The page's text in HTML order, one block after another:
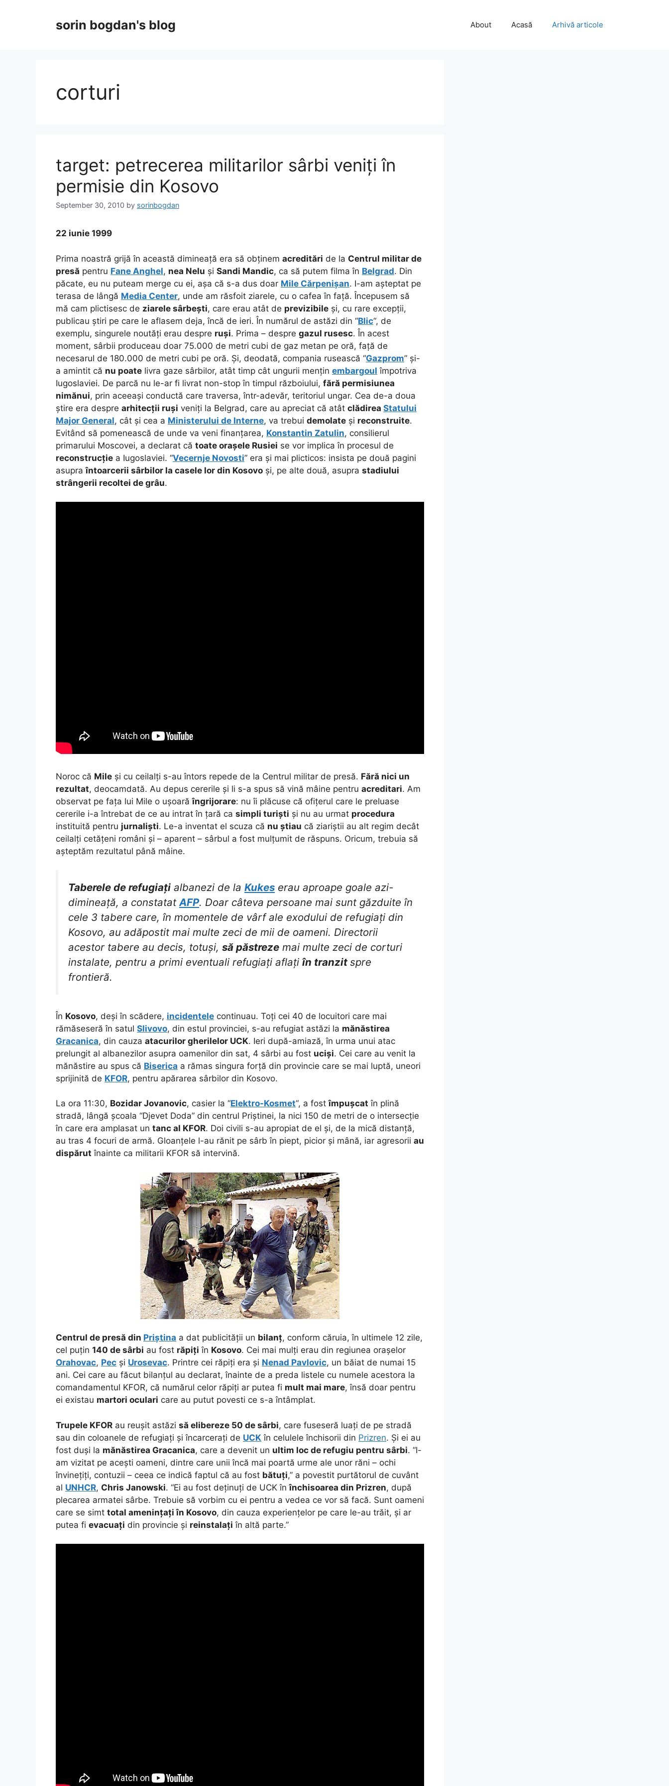
sorin bogdan's blog About Acasă Arhivă articole
corturi
target: petrecerea militarilor sârbi veniți în
permisie din Kosovo
September 30, 2010 by sorinbogdan
22 iunie 1999
Prima noastră grijă în această dimineață era să obținem acreditări de la Centrul militar de
presă pentru Fane Anghel, nea Nelu și Sandi Mandic, ca să putem filma în Belgrad. Din
păcate, eu nu puteam merge cu ei, așa că s-a dus doar Mile Cărpenișan. I-am așteptat pe
terasa de lângă Media Center, unde am răsfoit ziarele, cu o cafea în față. Începusem să
mă cam plictisesc de ziarele sârbești, care erau atât de previzibile și, cu rare excepții,
publicau știri pe care le aflasem deja, încă de ieri. În numărul de astăzi din “Blic“, de
exemplu, singurele noutăți erau despre ruși. Prima – despre gazul rusesc. În acest
moment, sârbii produceau doar 75.000 de metri cubi de gaz metan pe oră, față de
necesarul de 180.000 de metri cubi pe oră. Și, deodată, compania rusească “Gazprom” și-
a amintit că nu poate livra gaze sârbilor, atât timp cât ungurii mențin embargoul împotriva
Iugoslaviei. De parcă nu le-ar fi livrat non-stop în timpul războiului, fără permisiunea
nimănui, prin aceeași conductă care traversa, într-adevăr, teritoriul ungar. Cea de-a doua
știre era despre arhitecții ruși veniți la Belgrad, care au apreciat că atât clădirea Statului
Major General, cât și cea a Ministerului de Interne, va trebui demolate și reconstruite.
Evitând să pomenească de unde va veni finanțarea, Konstantin Zatulin, consilierul
primarului Moscovei, a declarat că toate orașele Rusiei se vor implica în procesul de
reconstrucție a Iugoslaviei. “Vecernje Novosti” era și mai plicticos: insista pe două pagini
asupraîntoarcerii sârbilor la casele lor din Kosovo și, pe alte două, asupra stadiului
strângerii recoltei de grâu.
Noroc că Mile și cu ceilalți s-au întors repede de la Centrul militar de presă. Fără nici un
rezultat, deocamdată. Au depus cererile și li s-a spus să vină mâine pentru acreditari. Am
observat pe fața lui Mile o ușoarăîngrijorare: nu îi plăcuse că ofițerul care le preluase
cererile i-a întrebat de ce au intrat în țară ca simpli turiști și nu au urmat procedura
instituită pentru jurnaliști. Le-a inventat el scuza că nu știau că ziariștii au alt regim decât
ceilalți cetățeni români și – aparent – sârbul a fost mulțumit de răspuns. Oricum, trebuia să
așteptăm rezultatul până mâine.
Taberele de refugiați albanezi de la Kukes erau aproape goale azi-
dimineață, a constatatAFP. Doar câteva persoane mai sunt găzduite în
cele 3 tabere care, în momentele de vârf ale exodului de refugiați din
Kosovo, au adăpostit mai multe zeci de mii de oameni. Directorii
acestor tabere au decis, totuși, să păstreze mai multe zeci de corturi
instalate, pentru a primi eventuali refugiați aflați în tranzit spre
frontieră.
În Kosovo, deși în scădere, incidentele continuau. Toți cei 40 de locuitori care mai
rămăseseră în satul Slivovo, din estul provinciei, s-au refugiat astăzi la mănăstirea
Gracanica, din cauza atacurilor gherilelor UCK. Ieri după-amiază, în urma unui atac
prelungit al albanezilor asupra oamenilor din sat, 4 sârbi au fost uciși. Cei care au venit la
mănăstire au spus că Biserica a rămas singura forță din provincie care se mai luptă, uneori
sprijinită de KFOR, pentru apărarea sârbilor din Kosovo.
La ora 11:30, Bozidar Jovanovic, casier la “Elektro-Kosmet“, a fostîmpușcat în plină
stradă, lângă școala “Djevet Doda” din centrul Priștinei, la nici 150 de metri de o intersecție
în care era amplasat un tanc al KFOR. Doi civili s-au apropiat de el și, de la mică distanță,
au tras 4 focuri de armă. Gloanțele l-au rănit pe sârb în piept, picior și mână, iar agresorii au
dispărut înainte ca militarii KFOR să intervină.
Centrul de presă din Priștina a dat publicității un bilanț, conform căruia, în ultimele 12 zile,
cel puțin 140 de sârbi au fost răpiți în Kosovo. Cei mai mulți erau din regiunea orașelor
Orahovac, Pec și Urosevac. Printre cei răpiți era și Nenad Pavlovic, un băiat de numai 15
ani. Cei care au făcut bilanțul au declarat, înainte de a preda listele cu numele acestora la
comandamentul KFOR, că numărul celor răpiți ar putea fi mult mai mare, însă doar pentru
ei existau martori oculari care au putut povesti ce s-a întâmplat.
Trupele KFOR au reușit astăzi să elibereze 50 de sârbi, care fuseseră luați de pe stradă
sau din coloanele de refugiați și încarcerați de UCK în celulele închisorii din Prizren. Și ei au
fost duși la mănăstirea Gracanica, care a devenit un ultim loc de refugiu pentru sârbi. “I-
am vizitat pe acești oameni, dintre care unii încă mai poartă urme ale unor răni – ochi
învinețiți, contuzii – ceea ce indică faptul că au fost bătuți,” a povestit purtătorul de cuvânt
al UNHCR, Chris Janowski. “Ei au fost deținuți de UCK înînchisoarea din Prizren, după
plecarea armatei sârbe. Trebuie să vorbim cu ei pentru a vedea ce vor să facă. Sunt oameni
care se simt total amenințați în Kosovo, din cauza experiențelor pe care le-au trăit, și ar
putea fi evacuați din provincie și reinstalați în altă parte.”